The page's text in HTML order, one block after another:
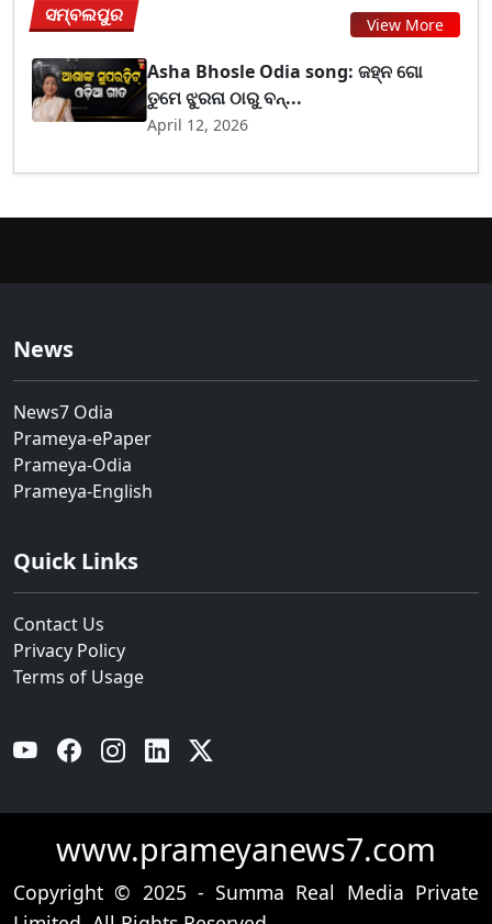
ସମ୍ବଲପୁର View More
Asha Bhosle Odia song: ଜହ୍ନ ଗୋ
ତୁମେ ଝୁରନା ଠାରୁ ବନ୍...
April 12, 2026
News
News7 Odia
Prameya-ePaper
Prameya-Odia
Prameya-English
Quick Links
Contact Us
Privacy Policy
Terms of Usage
YouTube Facebook Instagram Linkedin
www.prameyanews7.com
Copyright © 2025 - Summa Real Media Private